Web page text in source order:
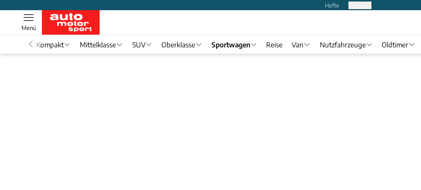
Hefte
Menü
Kompakt Mittelklasse SUV Oberklasse Sportwagen Reise Van Nutzfahrzeuge Oldtimer